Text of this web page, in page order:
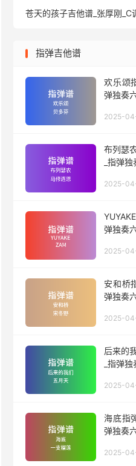
苍天的孩子吉他谱_张厚刚_C调弹
指弹吉他谱
欢乐颂
弹独奏
2025-
布列瑟
_指弹
2025-
弹独奏
2025-
安和桥
弹独奏
2025-
后来的
_指弹
2025-
海底指
弹独奏
2025-